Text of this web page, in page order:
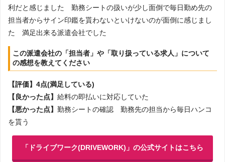
利だと感じました 勤務シートの扱いが少し面倒で毎日勤め先の
担当者からサイン印鑑を貰わないといけないのが面倒に感じまし
た 満足出来る派遣会社でした
この派遣会社の「担当者」や「取り扱っている求人」について
の感想を教えてください
【評価】4点(満足している)
【良かった点】 給料の即払いに対応していた
【悪かった点】 勤務シートの確認 勤務先の担当から毎日ハンコ
を貰う
「ドライブワーク(DRIVEWORK)」の公式サイトはこちら